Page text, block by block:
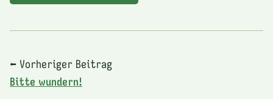
⬅ Vorheriger Beitrag
Bitte wundern!